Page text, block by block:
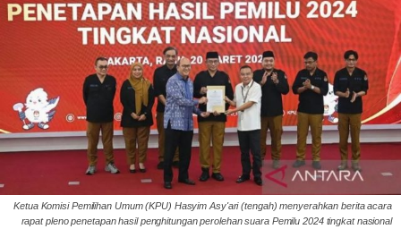
Ketua Komisi Pemilihan Umum (KPU) Hasyim Asy'ari (tengah) menyerahkan berita acara
rapat pleno penetapan hasil penghitungan perolehan suara Pemilu 2024 tingkat nasional